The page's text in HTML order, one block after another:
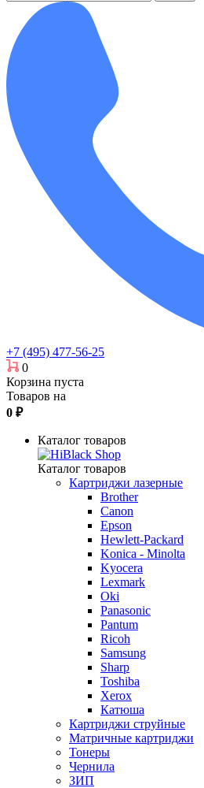
+7 (495) 477-56-25
0
Корзина пуста
Товаров на
0 ₽
Каталог товаров
Каталог товаров
Картриджи лазерные
Brother
Canon
Epson
Hewlett-Packard
Konica - Minolta
Kyocera
Lexmark
Oki
Panasonic
Pantum
Ricoh
Samsung
Sharp
Toshiba
Xerox
Катюша
Картриджи струйные
Матричные картриджи
Тонеры
Чернила
ЗИП